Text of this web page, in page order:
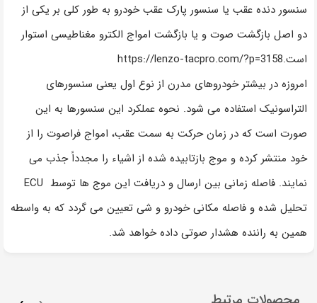
سنسور دنده عقب یا سنسور پارک عقب خودرو به طور کلی بر یکی از
دو اصل بازگشت صوت و یا بازگشت امواج الکترو مغناطیسی استوار
است.https://lenzo-tacpro.com/?p=3158
امروزه در بیشتر خودروهای مدرن از نوع اول یعنی سنسورهای
التراسونیک استفاده می شود. نحوه عملکرد این سنسورها به این
صورت است که در زمان حرکت به سمت عقب، امواج فراصوت را از
خود منتشر کرده و موج بازتابیده شده از اشیاء را مجدداً جذب می
نمایند. فاصله زمانی بین ارسال و دریافت این موج ها توسط ECU
تحلیل شده و فاصله مکانی خودرو و شی تعیین می گردد که به واسطه
همین به راننده هشدار صوتی داده خواهد شد.